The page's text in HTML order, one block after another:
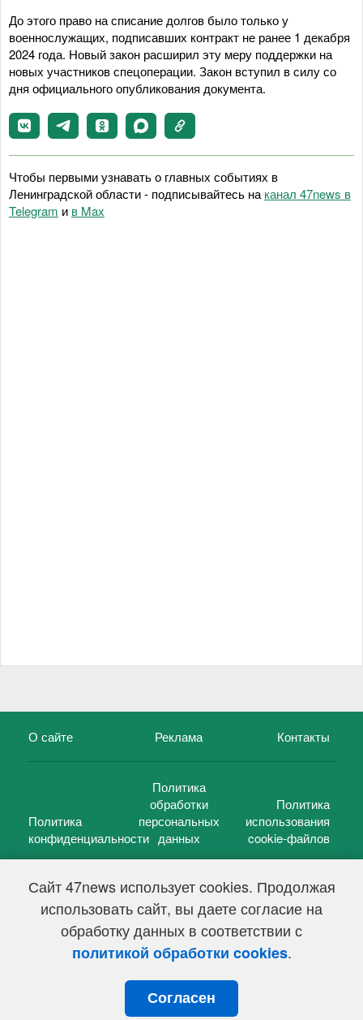
Сайт 47news использует cookies. Продолжая
использовать сайт, вы даете согласие на
обработку данных в соответствии с
политикой обработки cookies.
Согласен
До этого право на списание долгов было только у
военнослужащих, подписавших контракт не ранее 1 декабря
2024 года. Новый закон расширил эту меру поддержки на
новых участников спецоперации. Закон вступил в силу со
дня официального опубликования документа.
Чтобы первыми узнавать о главных событиях в
Ленинградской области - подписывайтесь на канал 47news в
Telegram и в Maх
О сайте Реклама Контакты
Политика
конфиденциальности
Политика
обработки
персональных
данных
Политика
использования
cookie-файлов
47 новостей (47 news)2005 — 2026 г.
Свидетельство о регистрации СМИ Эл № ФС 77-39848, выдано
Федеральной службой по надзору в сфере связи,
информационных технологий и массовых коммуникаций